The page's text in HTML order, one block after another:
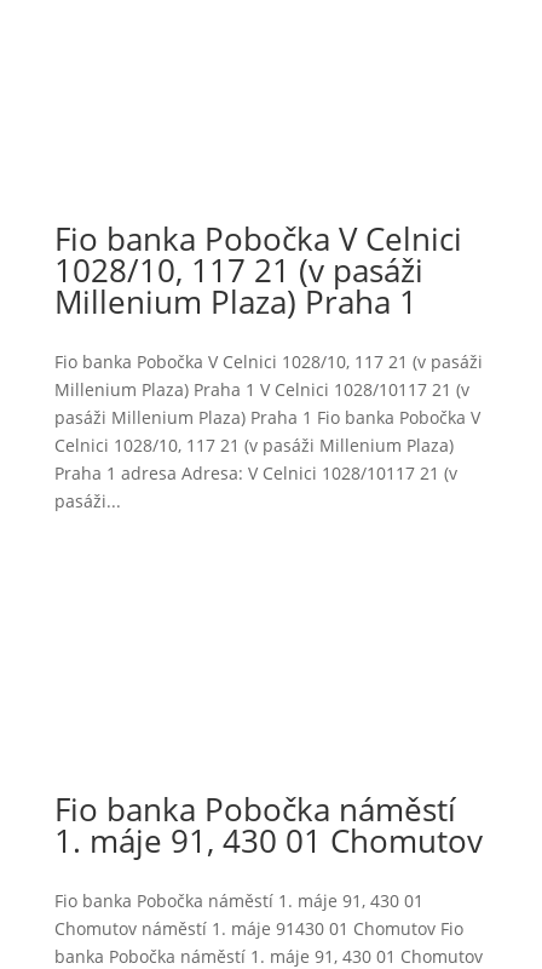
Fio banka Pobočka V Celnici
1028/10, 117 21 (v pasáži
Millenium Plaza) Praha 1
Fio banka Pobočka V Celnici 1028/10, 117 21 (v pasáži
Millenium Plaza) Praha 1 V Celnici 1028/10117 21 (v
pasáži Millenium Plaza) Praha 1 Fio banka Pobočka V
Celnici 1028/10, 117 21 (v pasáži Millenium Plaza)
Praha 1 adresa Adresa: V Celnici 1028/10117 21 (v
pasáži...
Fio banka Pobočka náměstí
1. máje 91, 430 01 Chomutov
Fio banka Pobočka náměstí 1. máje 91, 430 01
Chomutov náměstí 1. máje 91430 01 Chomutov Fio
banka Pobočka náměstí 1. máje 91, 430 01 Chomutov